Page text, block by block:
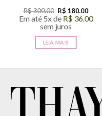
R$300.00 O
preço
original
era:
R$ 300.00.
R$ 180.00O
preço
atual
Em até 5x de R$36.00
sem juros
LEIA MAIS